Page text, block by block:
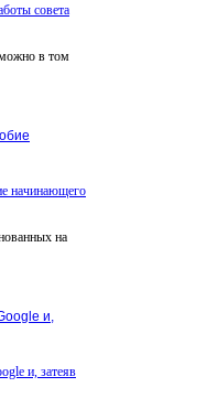
в том
на
и,